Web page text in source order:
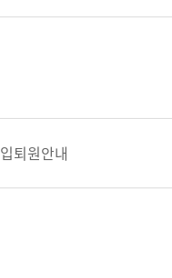
입퇴원안내